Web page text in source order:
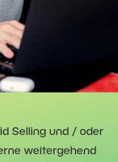
Selling und / oder
weitergehend